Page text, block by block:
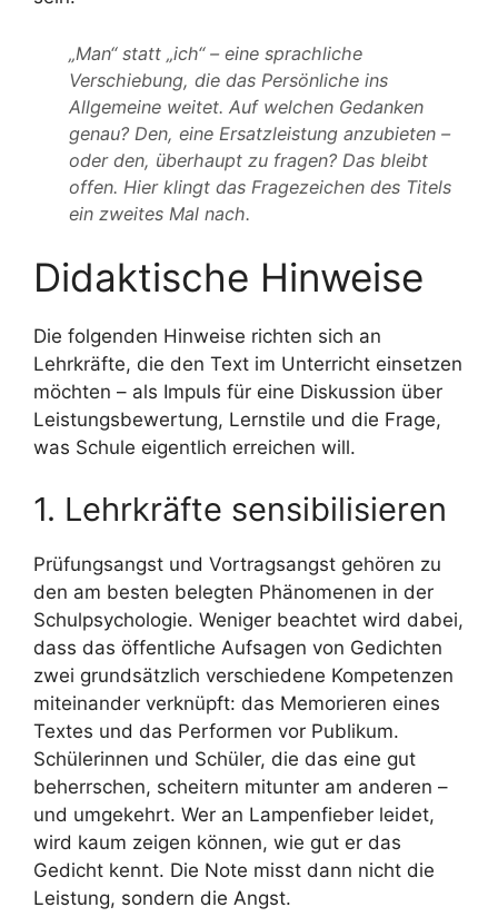
„Man“ statt „ich“ – eine sprachliche
Verschiebung, die das Persönliche ins
Allgemeine weitet. Auf welchen Gedanken
genau? Den, eine Ersatzleistung anzubieten –
oder den, überhaupt zu fragen? Das bleibt
offen. Hier klingt das Fragezeichen des Titels
ein zweites Mal nach.
Didaktische Hinweise
Die folgenden Hinweise richten sich an
Lehrkräfte, die den Text im Unterricht einsetzen
möchten – als Impuls für eine Diskussion über
Leistungsbewertung, Lernstile und die Frage,
was Schule eigentlich erreichen will.
1. Lehrkräfte sensibilisieren
Prüfungsangst und Vortragsangst gehören zu
den am besten belegten Phänomenen in der
Schulpsychologie. Weniger beachtet wird dabei,
dass das öffentliche Aufsagen von Gedichten
zwei grundsätzlich verschiedene Kompetenzen
miteinander verknüpft: das Memorieren eines
Textes und das Performen vor Publikum.
Schülerinnen und Schüler, die das eine gut
beherrschen, scheitern mitunter am anderen –
und umgekehrt. Wer an Lampenfieber leidet,
wird kaum zeigen können, wie gut er das
Gedicht kennt. Die Note misst dann nicht die
Leistung, sondern die Angst.